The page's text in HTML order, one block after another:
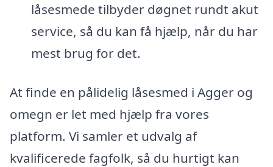
låsesmede tilbyder døgnet rundt akut
service, så du kan få hjælp, når du har
mest brug for det.
At finde en pålidelig låsesmed i Agger og
omegn er let med hjælp fra vores
platform. Vi samler et udvalg af
kvalificerede fagfolk, så du hurtigt kan